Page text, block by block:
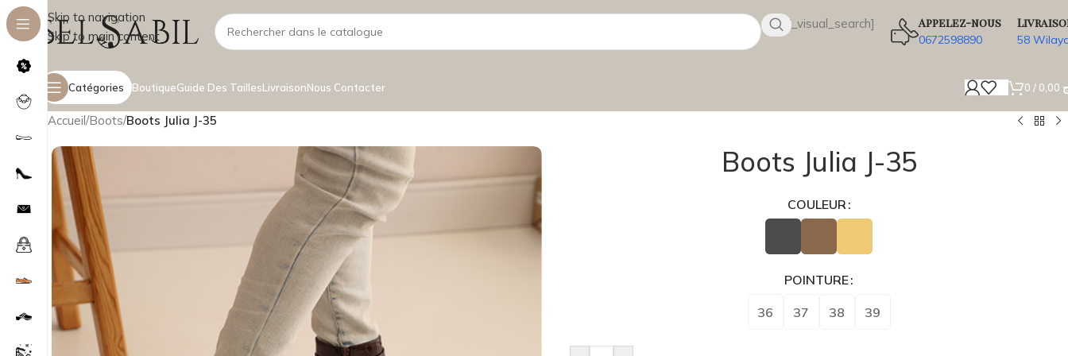
Skip to navigation
Skip to main content
[wsbi_visual_search] Appelez-nous
0672598890 58
Catégories BoutiqueGuide Des TaillesLivraisonNous Contacter 0 /
Accueil/Boots/Boots Julia J-35
Boots Julia J-35
COULEUR
POINTURE
36 37 38 39